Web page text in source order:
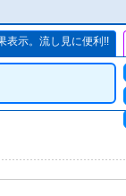
表示。流し見に便利!!